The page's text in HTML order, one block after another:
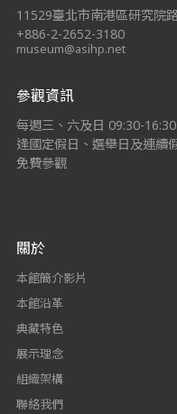
11529臺北市南港區研究院
+886-2-2652-3180
museum@asihp.net
參觀資訊
每週三、六及日 09:30-16:30
逢國定假日、選舉日及連續
免費參觀
關於
本館簡介影片
本館沿革
典藏特色
展示理念
組織架構
聯絡我們